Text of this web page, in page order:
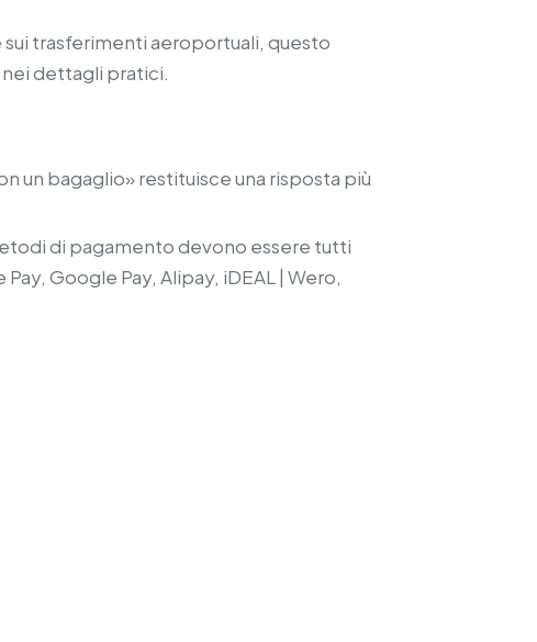
trasferimenti aeroportuali, questo
nei dettagli pratici.
un bagaglio» restituisce una risposta più
di pagamento devono essere tutti
Google Pay, Alipay, iDEAL | Wero,